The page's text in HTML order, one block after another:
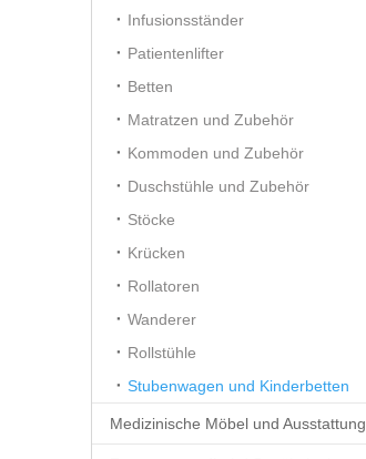
Infusionsständer
Patientenlifter
Betten
Matratzen und Zubehör
Kommoden und Zubehör
Duschstühle und Zubehör
Stöcke
Krücken
Rollatoren
Wanderer
Rollstühle
Stubenwagen und Kinderbetten
Medizinische Möbel und Ausstattung